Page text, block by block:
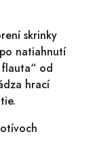
skrinky
natiahnutí
od
hrací